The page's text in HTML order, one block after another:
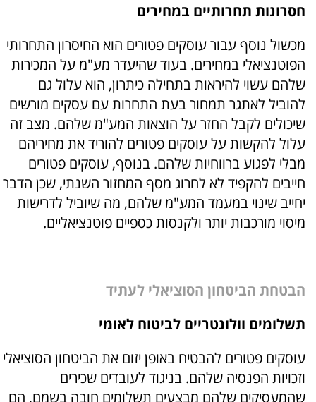
חסרונות תחרותיים במחירים
מכשול נוסף עבור עוסקים פטורים הוא החיסרון התחרותי
הפוטנציאלי במחירים. בעוד שהיעדר מע"מ על המכירות
שלהם עשוי להיראות בתחילה כיתרון, הוא עלול גם
להוביל לאתגר תמחור בעת התחרות עם עסקים מורשים
שיכולים לקבל החזר על הוצאות המע"מ שלהם. מצב זה
עלול להקשות על עוסקים פטורים להוריד את מחיריהם
מבלי לפגוע ברווחיות שלהם. בנוסף, עוסקים פטורים
חייבים להקפיד לא לחרוג מסף המחזור השנתי, שכן הדבר
יחייב שינוי במעמד המע"מ שלהם, מה שיוביל לדרישות
מיסוי מורכבות יותר ולקנסות כספיים פוטנציאליים.
הבטחת הביטחון הסוציאלי לעתיד
תשלומים וולונטריים לביטוח לאומי
עוסקים פטורים להבטיח באופן יזום את הביטחון הסוציאלי
וזכויות הפנסיה שלהם. בניגוד לעובדים שכירים
שהמעסיקים שלהם מבצעים תשלומים חובה בשמם, הם